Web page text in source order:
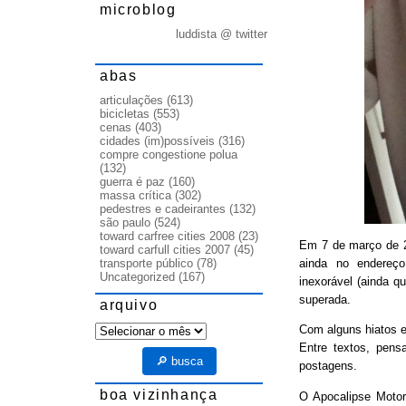
Em 7 de março de
ainda no
inexorável (ainda
superada.
Com alguns hiatos
Entre textos,
postagens.
O Apocalipse
microblog
luddista @ twitter
abas
articulações (613)
bicicletas (553)
cenas (403)
cidades (im)possíveis (316)
compre congestione polua
(132)
guerra é paz (160)
massa crítica(302)
pedestres e cadeirantes (132)
são paulo (524)
toward carfree cities 2008 (23)
toward carfull cities 2007 (45)
transporte público (78)
Uncategorized (167)
arquivo
arquivo
🔎 busca
boa vizinhança